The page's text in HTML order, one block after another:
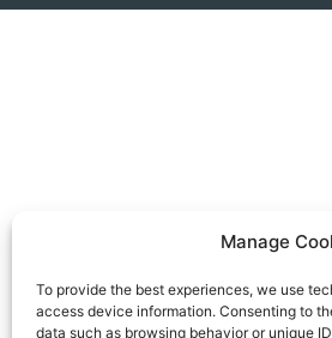
Manage
To provide the best experiences, we use
access device information. Consenting to
data such as browsing behavior or unique